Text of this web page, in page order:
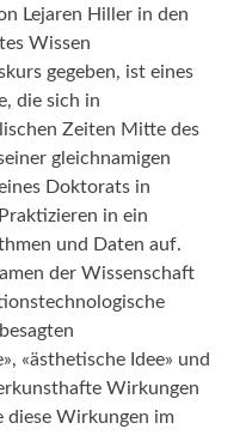
Lejaren Hiller in den
Wissen
gegeben, ist eines
die sich in
Zeiten Mitte des
gleichnamigen
Doktorats in
in ein
und Daten auf.
der Wissenschaft
«ästhetische Idee» und
Wirkungen
diese Wirkungen im